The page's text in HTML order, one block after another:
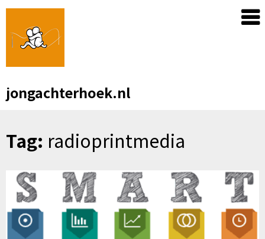
Skip
content
jongachterhoek.nl
Tag: radioprintmedia